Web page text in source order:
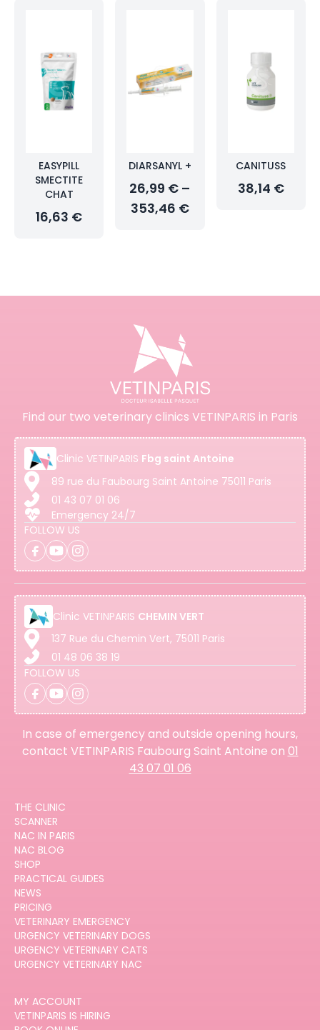
EASYPILL
SMECTITE
CHAT
16,63 €
DIARSANYL +
26,99 € –
353,46 €
CANITUSS
38,14 €
Find our two veterinary clinics VETINPARIS in Paris
Clinic VETINPARIS Fbg saint Antoine
89 rue du Faubourg Saint Antoine 75011 Paris
01 43 07 01 06
Emergency 24/7
FOLLOW US
Clinic VETINPARIS CHEMIN VERT
137 Rue du Chemin Vert, 75011 Paris
01 48 06 38 19
FOLLOW US
In case of emergency and outside opening hours,
contact VETINPARIS Faubourg Saint Antoine on 01
43 07 01 06
THE CLINIC
SCANNER
NAC IN PARIS
NAC BLOG
SHOP
PRACTICAL GUIDES
NEWS
PRICING
VETERINARY EMERGENCY
URGENCY VETERINARY DOGS
URGENCY VETERINARY CATS
URGENCY VETERINARY NAC
MY ACCOUNT
VETINPARIS IS HIRING